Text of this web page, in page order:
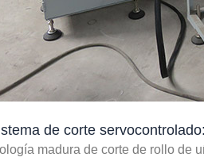
de corte servocontrolado:
madura de corte de rollo de